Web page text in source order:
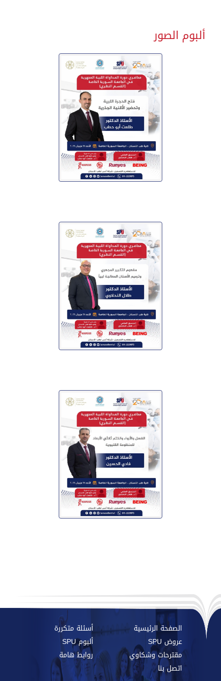
ألبوم الصور
الصفحة الرئيسية
أسئلة متكررة
عروض SPU
ألبوم SPU
مقترحات وشكاوي
روابط هامة
اتصل بنا